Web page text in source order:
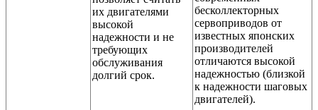
их двигателями
высокой
надежности и не
требующих
обслуживания
долгий срок.
бесколлекторных
сервоприводов от
известных японских
производителей
отличаются высокой
надежностью (близкой
к надежности шаговых
двигателей).